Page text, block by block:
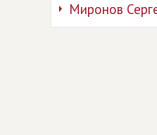
Миронов